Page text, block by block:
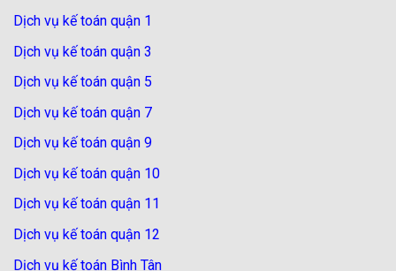
Dịch vụ kế toán quận 1
Dịch vụ kế toán quận 3
Dịch vụ kế toán quận 5
Dịch vụ kế toán quận 7
Dịch vụ kế toán quận 9
Dịch vụ kế toán quận 10
Dịch vụ kế toán quận 11
Dịch vụ kế toán quận 12
Dịch vụ kế toán Bình Tân